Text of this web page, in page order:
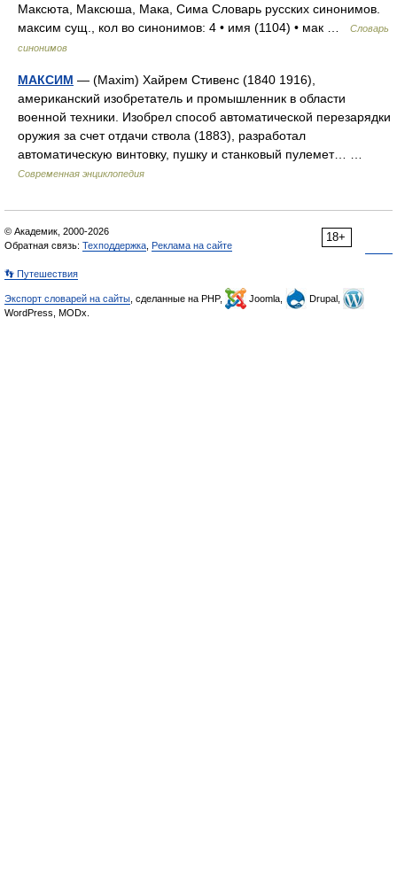
Максюта, Максюша, Мака, Сима Словарь русских синонимов.
максим сущ., кол во синонимов: 4 • имя (1104) • мак …
Словарь
синонимов
МАКСИМ — (Maxim) Хайрем Стивенс (1840 1916),
американский изобретатель и промышленник в области
военной техники. Изобрел способ автоматической перезарядки
оружия за счет отдачи ствола (1883), разработал
автоматическую винтовку, пушку и станковый пулемет… …
Современная энциклопедия
18+
© Академик, 2000-2026
Обратная связь: Техподдержка Реклама на сайте
👣 Путешествия
Экспорт словарей на сайты , сделанные на PHP, Joomla,
Drupal,
WordPress, MODx.